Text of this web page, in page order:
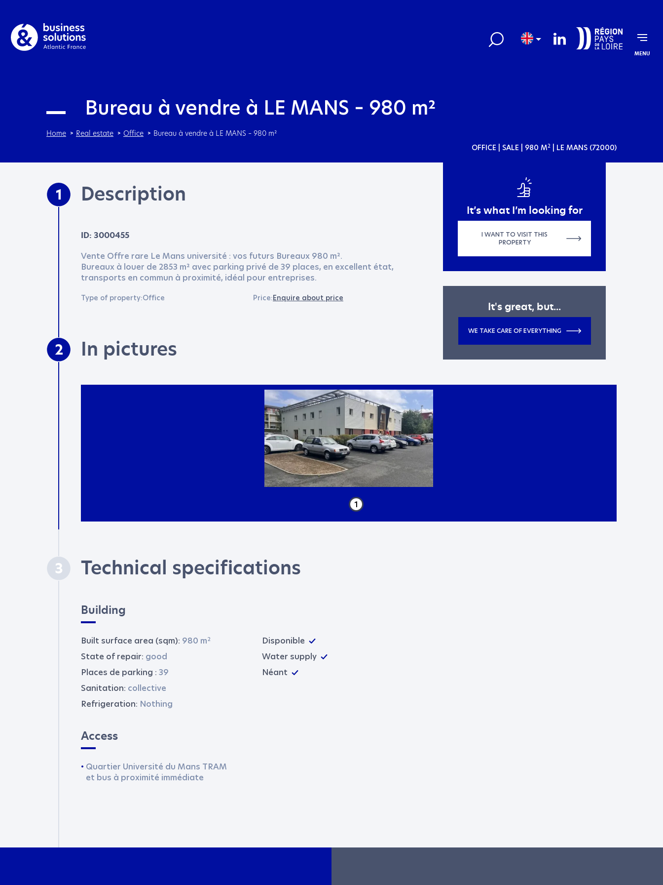
MENU
*Mandatory fields
LAST NAME*
E-MAIL
I AGREE TO THEPRIVACY POLICY
Bureau à vendre à LE MANS – 980 m²
Home Real estate Office
Bureau à vendre à LE MANS – 980 m²
OFFICE | SALE | 980 M2 | LE MANS (72000)
It’s what I’m looking for
I WANT TO VISIT THIS
PROPERTY
It's great, but...
WE TAKE CARE OF EVERYTHING
1 Description
ID: 3000455
Vente Offre rare Le Mans université : vos futurs Bureaux 980 m².
Bureaux à louer de 2853 m² avec parking privé de 39 places, en excellent état,
transports en commun à proximité, idéal pour entreprises.
Type of property:Office Price:Enquire about price
2 In pictures
1
3 Technical specifications
Building
Built surface area (sqm): 980 m2
State of repair: good
Places de parking : 39
Sanitation: collective
Refrigeration: Nothing
Disponible
Water supply
Néant
Access
Quartier Université du Mans TRAM
et bus à proximité immédiate